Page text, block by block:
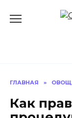
ГЛАВНАЯ »
Как